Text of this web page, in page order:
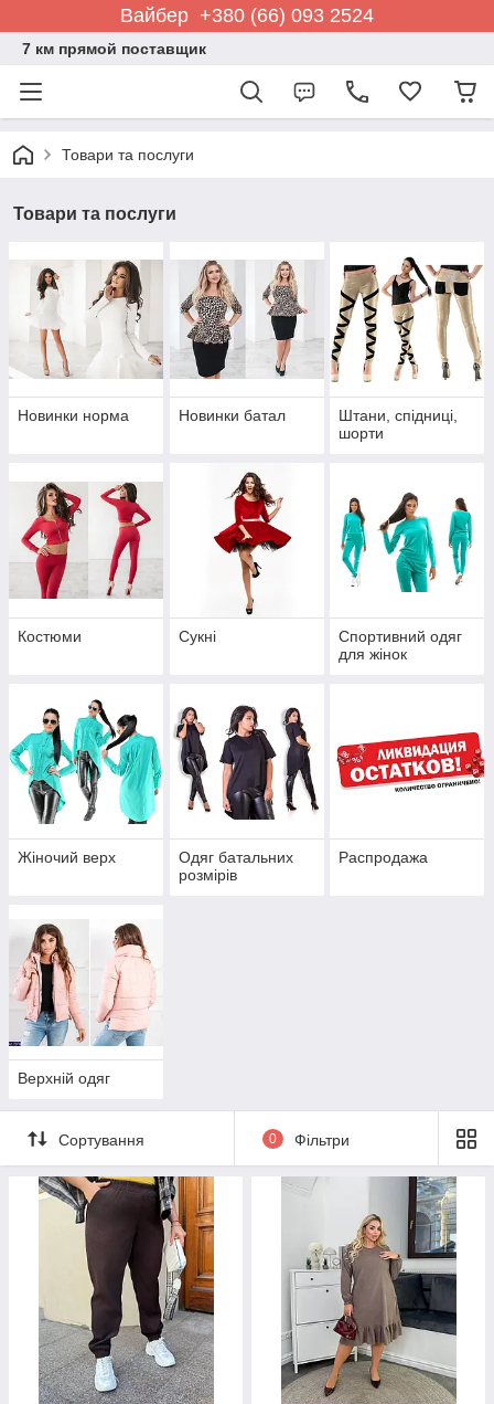
Вайбер +380 (66) 093 2524
7 км прямой поставщик
Товари та послуги
Товари та послуги
Новинки норма Новинки батал
Штани, спідниці,
шорти
Костюми Сукні
Спортивний одяг
для жінок
Жіночий верх
Одяг батальних
розмірів
Распродажа
Верхній одяг
Сортування 0 Фільтри